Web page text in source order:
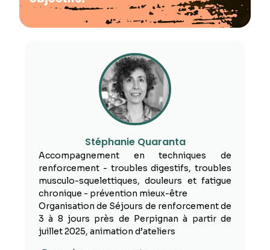
Stéphanie Quaranta
Accompagnement en techniques de
renforcement - troubles digestifs, troubles
musculo-squelettiques, douleurs et fatigue
chronique - prévention mieux-être
Organisation de Séjours de renforcement de
3 à 8 jours près de Perpignan à partir de
juillet 2025, animation d’ateliers